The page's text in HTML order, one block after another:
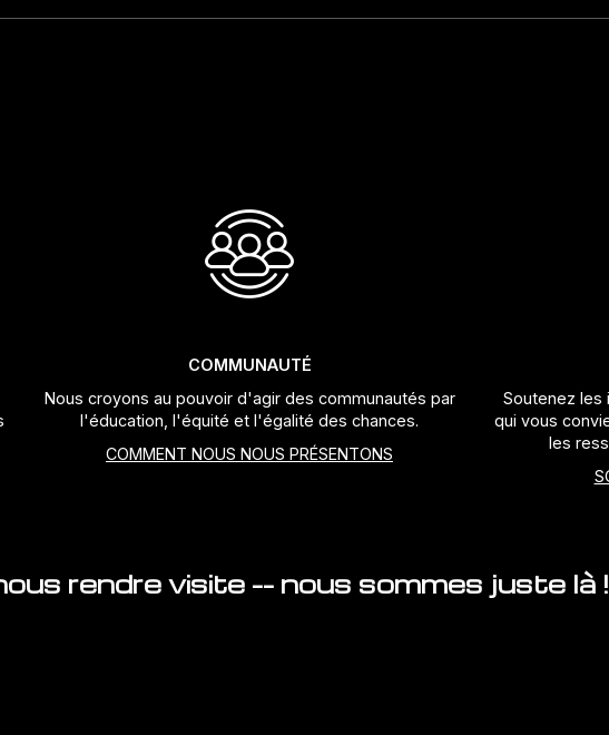
COMMUNAUTÉ
Nous croyons au pouvoir d'agir des communautés par
l'éducation, l'équité et l'égalité des chances.
COMMENT NOUS NOUS PRÉSENTONS
Soutenez les
qui vous
les
rendre visite -- nous sommes juste là !